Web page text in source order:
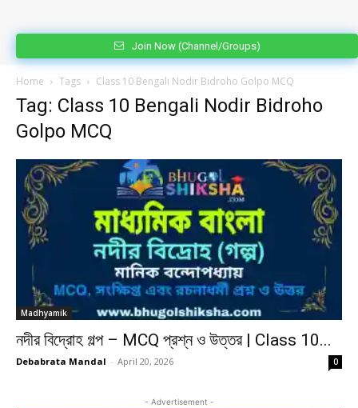
Join Now (Channel/Groups)
Home Tags Class 10 Bengali Nodir Bidroho Golpo MCQ
Tag: Class 10 Bengali Nodir Bidroho
Golpo MCQ
Madhyamik
নদীর বিদ্রোহ গল্প – MCQ প্রশ্ন ও উত্তর | Class 10...
Debabrata Mandal - April 20, 2026 0
- Advertisement -